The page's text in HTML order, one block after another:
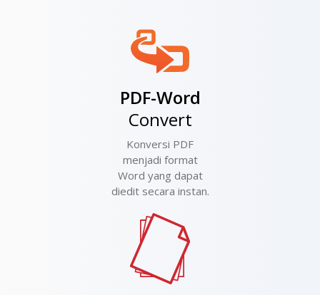
PDF-Word
Convert
Konversi PDF
menjadi format
Word yang dapat
diedit secara instan.